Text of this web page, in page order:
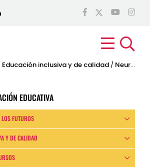
Educación inclusiva y de calidad / Neurociencias y aprendizajes esenciales
EDUCATIVA
FUTUROS
Y DE CALIDAD